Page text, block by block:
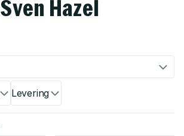
Sven Hazel
Levering